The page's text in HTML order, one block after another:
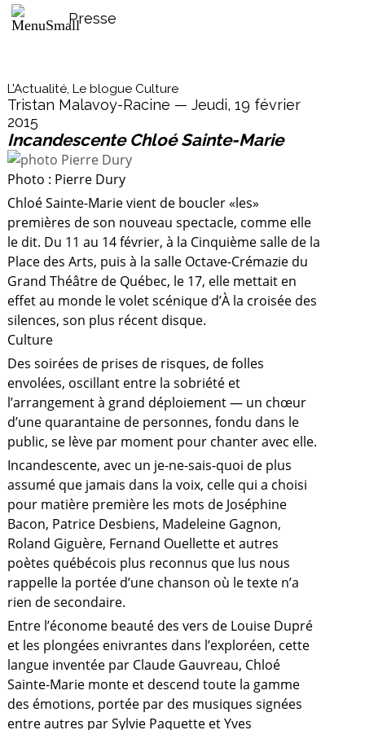
L'Actualité, Le blogue Culture
Tristan Malavoy-Racine — Jeudi, 19 février
2015
Incandescente Chloé Sainte-Marie
Photo : Pierre Dury
Chloé Sainte-Marie vient de boucler «les»
premières de son nouveau spectacle, comme elle
le dit. Du 11 au 14 février, à la Cinquième salle de la
Place des Arts, puis à la salle Octave-Crémazie du
Grand Théâtre de Québec, le 17, elle mettait en
effet au monde le volet scénique d’À la croisée des
silences, son plus récent disque.
Culture
Des soirées de prises de risques, de folles
envolées, oscillant entre la sobriété et
l’arrangement à grand déploiement — un chœur
d’une quarantaine de personnes, fondu dans le
public, se lève par moment pour chanter avec elle.
Incandescente, avec un je-ne-sais-quoi de plus
assumé que jamais dans la voix, celle qui a choisi
pour matière première les mots de Joséphine
Bacon, Patrice Desbiens, Madeleine Gagnon,
Roland Giguère, Fernand Ouellette et autres
poètes québécois plus reconnus que lus nous
rappelle la portée d’une chanson où le texte n’a
rien de secondaire.
Entre l’économe beauté des vers de Louise Dupré
et les plongées enivrantes dans l’exploréen, cette
langue inventée par Claude Gauvreau, Chloé
Sainte-Marie monte et descend toute la gamme
des émotions, portée par des musiques signées
entre autres par Sylvie Paquette et Yves
Presse